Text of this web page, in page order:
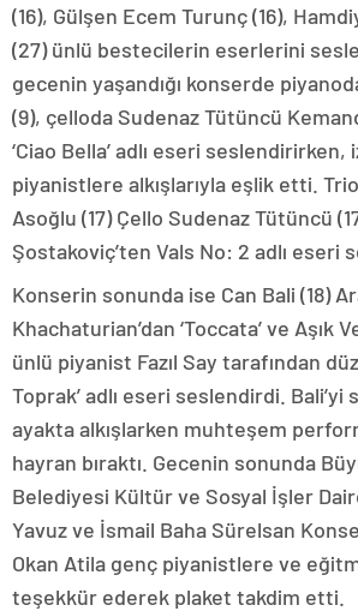
(16), Gülşen Ecem Turunç (16),
(27) ünlü bestecilerin eserlerini
gecenin yaşandığı konserde
(9), çelloda Sudenaz Tütüncü
‘Ciao Bella’ adlı eseri
piyanistlere alkışlarıyla eşlik etti.
Asoğlu (17) Çello Sudenaz Tütüncü
Şostakoviç’ten Vals No: 2 adlı eseri
Konserin sonunda ise Can Bali (18)
Khachaturian’dan ‘Toccata’ ve Aşık
ünlü piyanist Fazıl Say tarafından
Toprak’ adlı eseri seslendirdi.
ayakta alkışlarken muhteşem
hayran bıraktı. Gecenin sonunda
Belediyesi Kültür ve Sosyal İşler
Yavuz ve İsmail Baha Sürelsan
Okan Atila genç piyanistlere ve
teşekkür ederek plaket takdim etti.